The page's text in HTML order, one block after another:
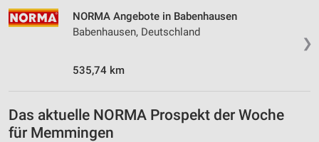
❯
NORMA Angebote in Babenhausen
Babenhausen, Deutschland
535,74 km
Das aktuelle NORMA Prospekt der Woche
für Memmingen